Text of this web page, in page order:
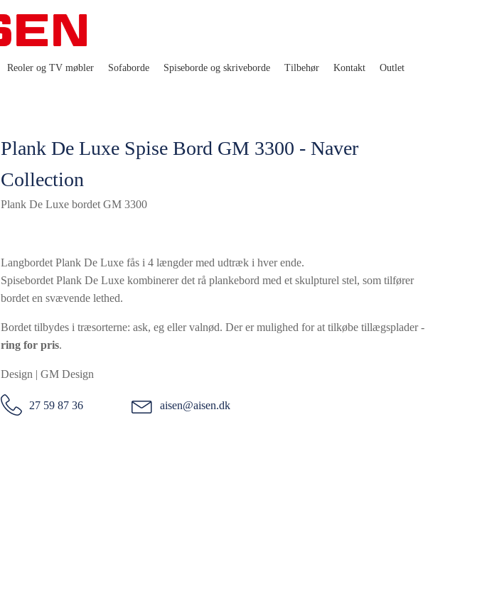
Reoler og TV møbler Sofaborde Spiseborde og skriveborde Tilbehør Kontakt Outlet
Plank De Luxe Spise Bord GM 3300 - Naver
Collection
Plank De Luxe bordet GM 3300
Langbordet Plank De Luxe fås i 4 længder med udtræk i hver ende.
Spisebordet Plank De Luxe kombinerer det rå plankebord med et skulpturel stel, som tilfører
bordet en svævende lethed.
Bordet tilbydes i træsorterne: ask, eg eller valnød. Der er mulighed for at tilkøbe tillægsplader -
ring for pris.
Design | GM Design
27 59 87 36 aisen@aisen.dk